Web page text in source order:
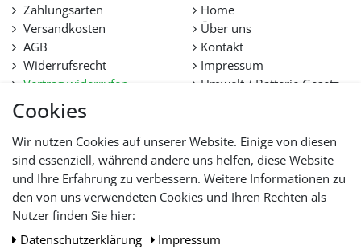
Cookies
Wir nutzen Cookies auf unserer Website. Einige von diesen
sind essenziell, während andere uns helfen, diese Website
und Ihre Erfahrung zu verbessern. Weitere Informationen zu
den von uns verwendeten Cookies und Ihren Rechten als
Nutzer finden Sie hier:
Daten­schutz­erklärung
Impressum
Zahlungsarten
Versandkosten
AGB
Widerrufsrecht
Vertrag widerrufen
Datenschutz
Hilfe
Lieferfristen und
Lieferbeschränkung
Home
Über uns
Kontakt
Impressum
Umwelt / Batterie Gesetz
WIR AKZEPTIEREN